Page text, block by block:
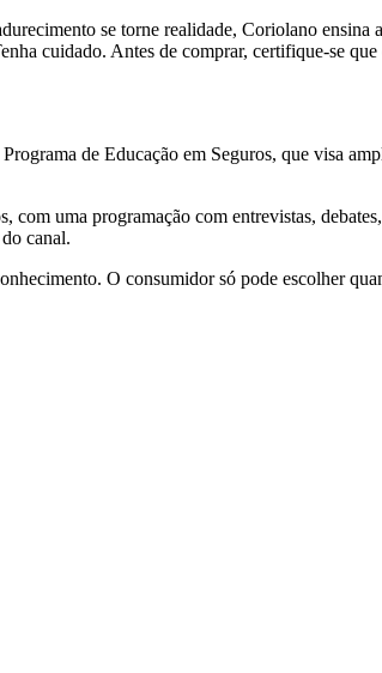
se torne realidade, Coriolano ensina
cuidado. Antes de comprar, certifique-se
de Educação em Seguros, que visa
uma programação com entrevistas,
canal.
O consumidor só pode escolher